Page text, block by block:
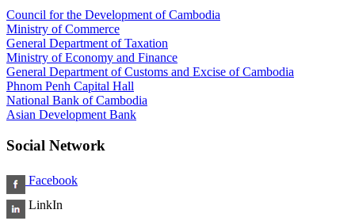
Council for the Development of Cambodia
Ministry of Commerce
General Department of Taxation
Ministry of Economy and Finance
General Department of Customs and Excise of Cambodia
Phnom Penh Capital Hall
National Bank of Cambodia
Asian Development Bank
Social Network
Facebook
LinkIn